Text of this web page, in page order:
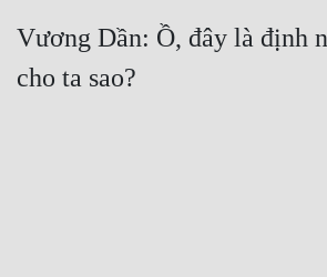
Vương Dần: Ồ, đây là định